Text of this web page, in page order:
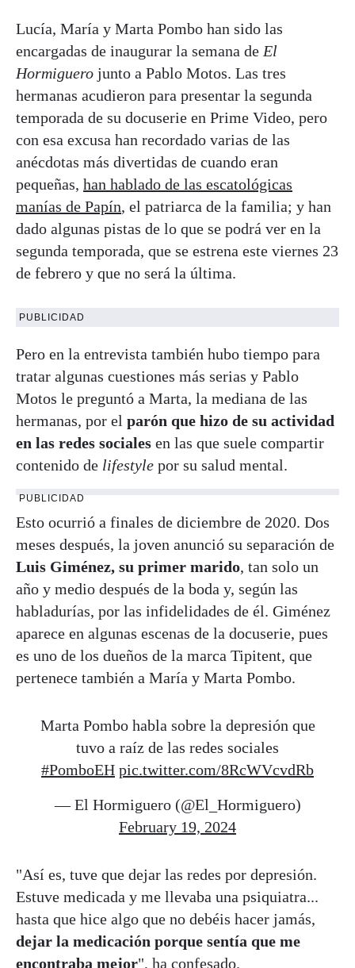
Lucía, María y Marta Pombo han sido las
encargadas de inaugurar la semana de El
Hormiguero junto a Pablo Motos. Las tres
hermanas acudieron para presentar la segunda
temporada de su docuserie en Prime Video, pero
con esa excusa han recordado varias de las
anécdotas más divertidas de cuando eran
pequeñas, han hablado de las escatológicas
manías de Papín, el patriarca de la familia; y han
dado algunas pistas de lo que se podrá ver en la
segunda temporada, que se estrena este viernes 23
de febrero y que no será la última.
PUBLICIDAD
Pero en la entrevista también hubo tiempo para
tratar algunas cuestiones más serias y Pablo
Motos le preguntó a Marta, la mediana de las
hermanas, por el parón que hizo de su actividad
en las redes sociales en las que suele compartir
contenido de lifestyle por su salud mental.
PUBLICIDAD
Esto ocurrió a finales de diciembre de 2020. Dos
meses después, la joven anunció su separación de
Luis Giménez, su primer marido, tan solo un
año y medio después de la boda y, según las
habladurías, por las infidelidades de él. Giménez
aparece en algunas escenas de la docuserie, pues
es uno de los dueños de la marca Tipitent, que
pertenece también a María y Marta Pombo.
Marta Pombo habla sobre la depresión que
tuvo a raíz de las redes sociales
#PomboEH pic.twitter.com/8RcWVcvdRb
— El Hormiguero (@El_Hormiguero)
February 19, 2024
"Así es, tuve que dejar las redes por depresión.
Estuve medicada y me llevaba una psiquiatra...
hasta que hice algo que no debéis hacer jamás,
dejar la medicación porque sentía que me
encontraba mejor", ha confesado.